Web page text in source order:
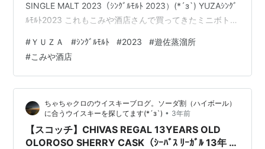
SINGLE MALT 2023（ｼﾝｸﾞﾙﾓﾙﾄ 2023）(*´з`) YUZAｼﾝｸﾞ
ﾙﾓﾙﾄ2023 これもこみや酒店さんで買ってきたミニボトル
www.whiskeywhisky.work www.whiskeywhisky.work
年末年始に行こう行こうと思っていましたが、ぎっくり
腰の為行くのを断念しました( 一一) リンク
#ＹＵＺＡ #ｼﾝｸﾞﾙﾓﾙﾄ #2023 #遊佐蒸溜所
#こみや酒店
ちゃちゃクロのウイスキーブログ。ソーダ割（ハイボール）
に合うウイスキーを探してます(*´з`) • 3年前
【スコッチ】CHIVAS REGAL 13YEARS OLD
OLOROSO SHERRY CASK（ｼｰﾊﾞｽ ﾘｰｶﾞﾙ 13年 ｵﾛ